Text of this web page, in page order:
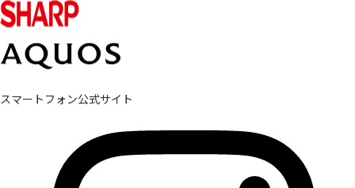
スマートフォン公式サイト